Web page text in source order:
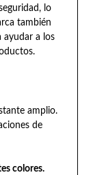
lo
también
ayudar a los
amplio.
de
colores.